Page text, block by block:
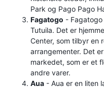
Park og Pago Pago
Fagatogo -
Tutuila. Det er
Center, som tilbyr en
arrangementer. Det
markedet, som er et
andre varer.
Aua - Aua er en liten